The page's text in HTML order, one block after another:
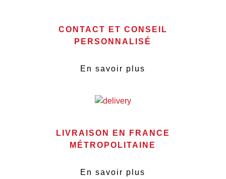
CONTACT ET CONSEIL
PERSONNALISÉ
En savoir plus
LIVRAISON EN FRANCE
MÉTROPOLITAINE
En savoir plus